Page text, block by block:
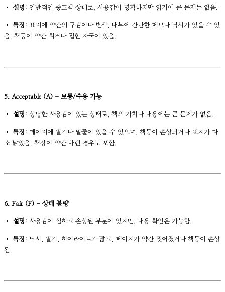
• 설명: 일반적인 중고책 상태로, 사용감이 명확하지만 읽기에 큰 문제는 없음.
• 특징: 표지에 약간의 구김이나 변색, 내부에 간단한 메모나 낙서가 있을 수 있
음. 책등이 약간 휘거나 접힌 자국이 있음.
5. Acceptable (A) - 보통/수용 가능
• 설명: 상당한 사용감이 있는 상태로, 책의 가치나 내용에는 큰 문제가 없음.
• 특징: 페이지에 필기나 밑줄이 있을 수 있으며, 책등이 손상되거나 표지가 다
소 낡았음. 책장이 약간 바랜 경우도 포함.
6. Fair (F) - 상태 불량
• 설명: 사용감이 심하고 손상된 부분이 있지만, 내용 확인은 가능함.
• 특징: 낙서, 필기, 하이라이트가 많고, 페이지가 약간 찢어졌거나 책등이 손상
됨.